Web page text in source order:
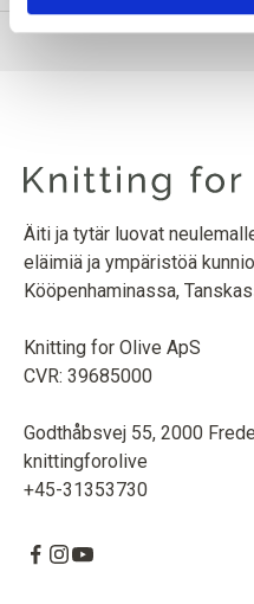
Äiti ja tytär luovat
eläimiä ja ympäristöä
Kööpenhaminassa,
Knitting for Olive ApS
CVR: 39685000
Godthåbsvej 55, 2000
knittingforolive
+45-31353730